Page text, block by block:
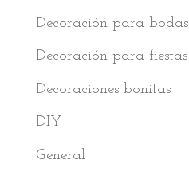
Decoración para bodas
Decoración para fiestas
Decoraciones bonitas
DIY
General